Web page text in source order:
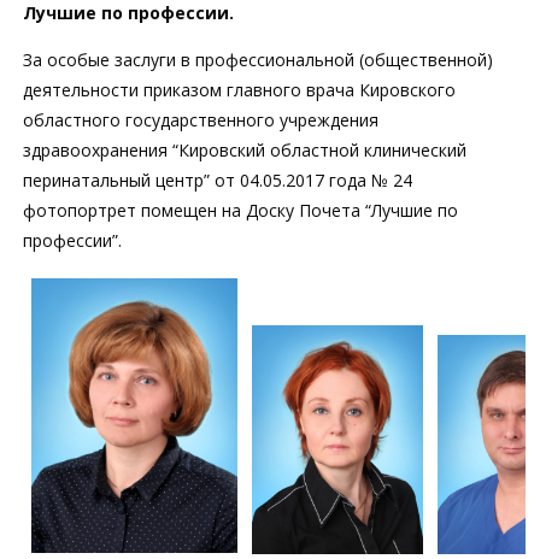
Лучшие по профессии.
За особые заслуги в профессиональной (общественной)
деятельности приказом главного врача Кировского
областного государственного учреждения
здравоохранения “Кировский областной клинический
перинатальный центр” от 04.05.2017 года № 24
фотопортрет помещен на Доску Почета “Лучшие по
профессии”.